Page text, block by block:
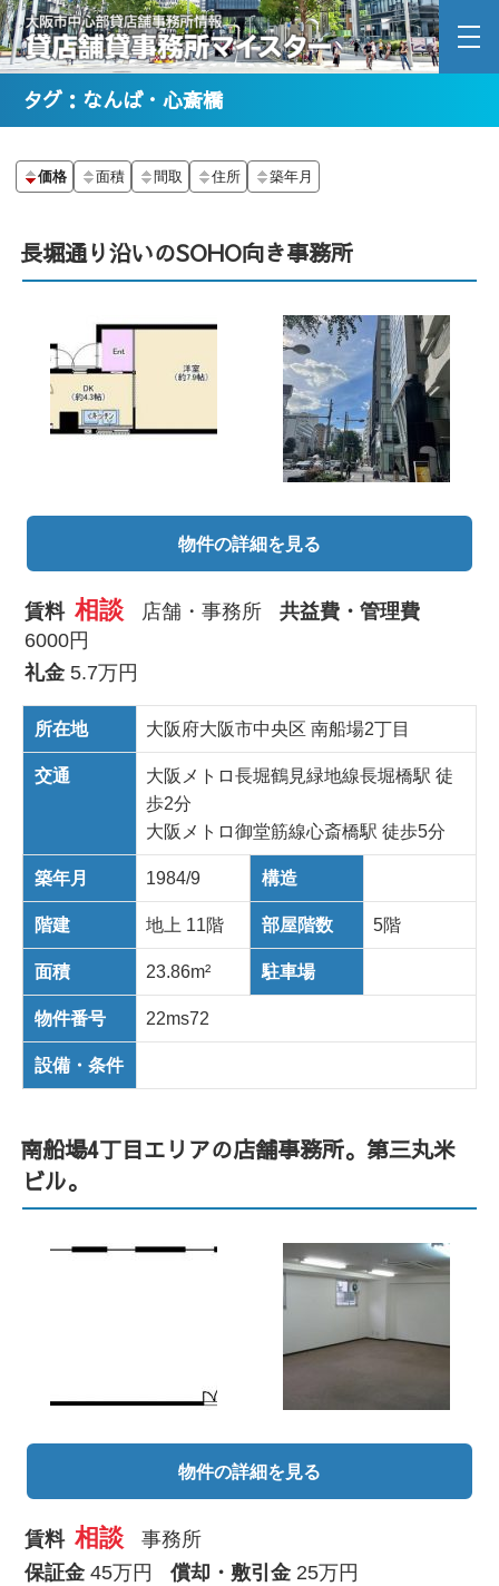
タグ：なんば・心斎橋
価格 面積 間取 住所 築年月
長堀通り沿いのSOHO向き事務所
物件の詳細を見る
賃料 相談 店舗・事務所
共益費・管理費
6000円
礼金 5.7万円
所在地 大阪府大阪市中央区 南船場2丁目
交通
大阪メトロ長堀鶴見緑地線長堀橋駅 徒
歩2分
大阪メトロ御堂筋線心斎橋駅 徒歩5分
築年月 1984/9 構造
階建 地上 11階 部屋階数 5階
面積 23.86m² 駐車場
物件番号 22ms72
設備・条件
南船場4丁目エリアの店舗事務所。第三丸米
ビル。
物件の詳細を見る
賃料 相談
事務所
保証金 45万円 償却・敷引金 25万円